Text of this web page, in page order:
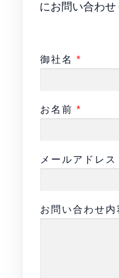
にお問い合わせ
御社名 *
お名前 *
メールアドレス
お
名
お問い合わせ内